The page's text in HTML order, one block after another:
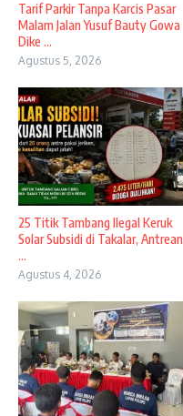
Tarif Parkir Tanpa Karcis Pasar
Malam Jalan Yusuf Bauty Gowa
Dike ...
Agustus 5, 2026
25 Titik Tambang Ilegal Keruk
Solar Subsidi di Takalar,
...
Agustus 4, 2026